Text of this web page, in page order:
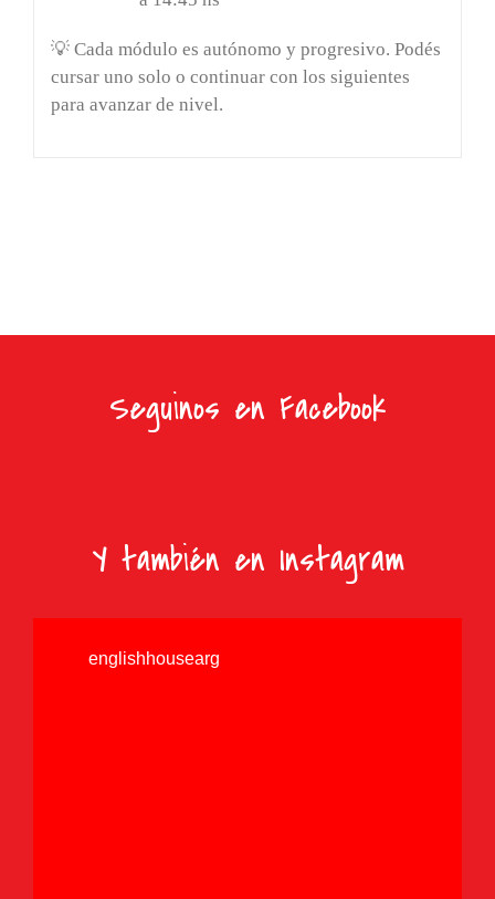
💡 Cada módulo es autónomo y progresivo. Podés
cursar uno solo o continuar con los siguientes
para avanzar de nivel.
Seguinos en Facebook
Y también en Instagram
englishhousearg